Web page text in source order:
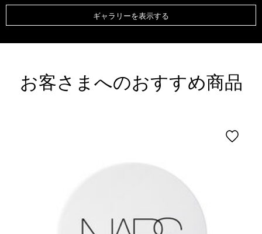
ギャラリーを表示する
お客さまへのおすすめ商品